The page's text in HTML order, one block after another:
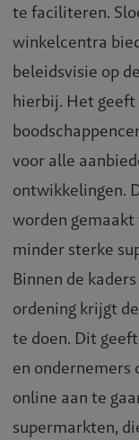
te faciliteren.
winkelcentra
beleidsvisie op
hierbij. Het
voor alle
ontwikkelingen.
worden
minder sterke
Binnen de
ordening krijgt
te doen. Dit
en
online aan te
supermarkten,